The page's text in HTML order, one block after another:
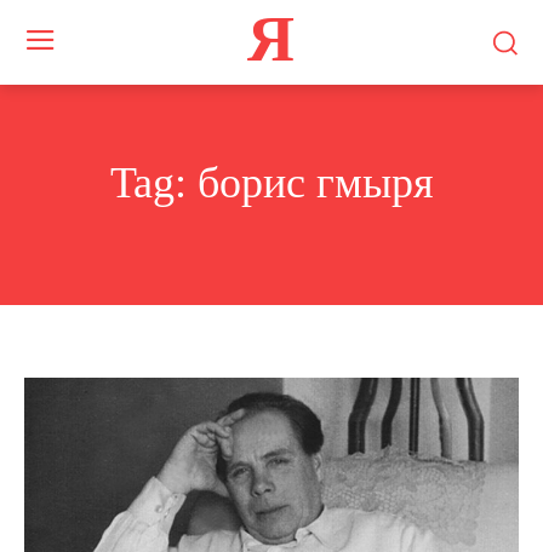
Я
Tag: борис гмыря